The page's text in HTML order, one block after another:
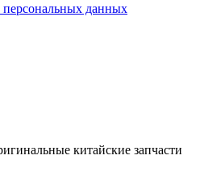
персональных данных
китайские запчасти